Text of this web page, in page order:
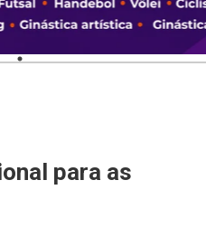
para as